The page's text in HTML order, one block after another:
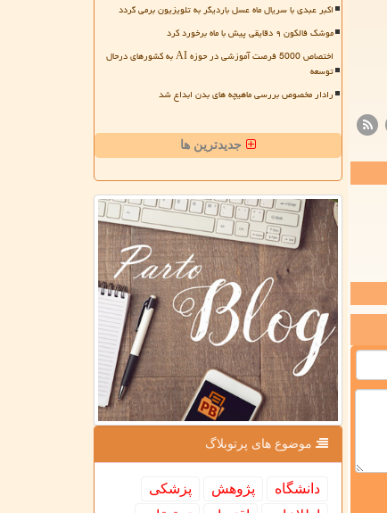
اکبر عبدی با سریال ماه عسل باردیگر به تلویزیون برمی گردد
موشک فالکون ۹ دقایقی پیش با ماه برخورد کرد
اختصاص 5000 فرصت آموزشی در حوزه AI به کشورهای درحال
توسعه
رادار مخصوص بررسی ماهیچه های بدن ابداع شد
جدیدترین ها
موضوع های پرتوبلاگ
دانشگاه پژوهش
پزشكی